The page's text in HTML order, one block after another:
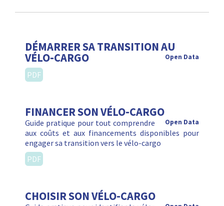
DÉMARRER SA TRANSITION AU
VÉLO-CARGO Open Data
PDF
FINANCER SON VÉLO-CARGO
Open Data
Guide pratique pour tout comprendre
aux coûts et aux financements disponibles pour
engager sa transition vers le vélo-cargo
PDF
CHOISIR SON VÉLO-CARGO